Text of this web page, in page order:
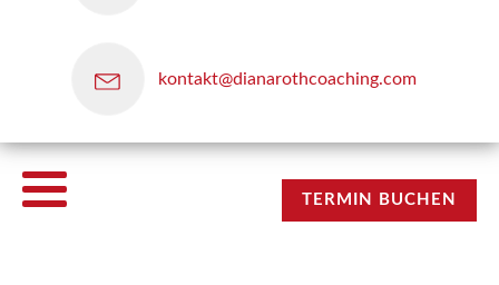
kontakt@dianarothcoaching.com
TERMIN BUCHEN